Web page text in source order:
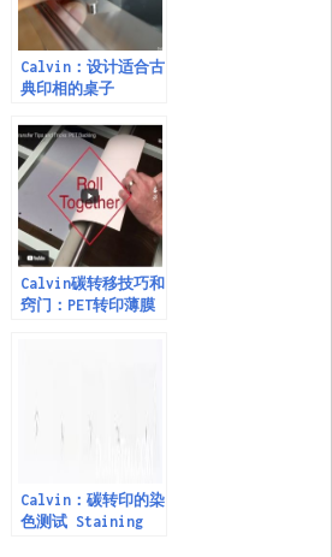
Calvin：设计适合古
典印相的桌子
Calvin碳转移技巧和
窍门：PET转印薄膜
Calvin：碳转印的染
色测试 Staining